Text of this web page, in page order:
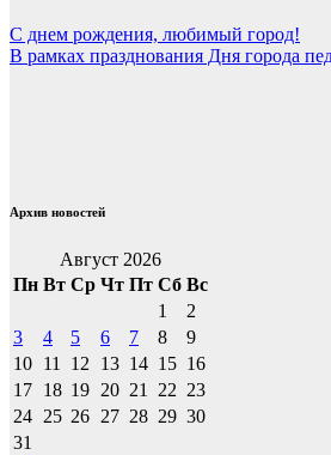
Навигация
по
С днем рождения, любимый город!
В рамках празднования Дня города
Архив новостей
Август 2026
Пн Вт Ср Чт Пт Сб Вс
1
2
3
4 5 6 7 8
9
10 11 12 13 14 15 16
17 18 19 20 21 22 23
24 25 26 27 28 29 30
31